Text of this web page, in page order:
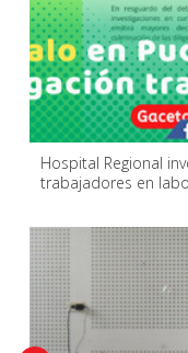
Hospital Regional
trabajadores en